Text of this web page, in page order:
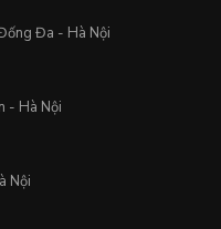
Đa - Hà Nội
- Hà Nội
Nội